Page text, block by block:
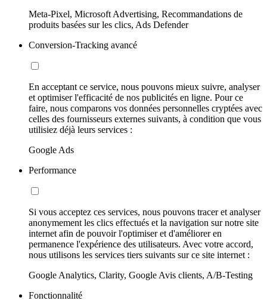
Meta-Pixel, Microsoft Advertising, Recommandations de
produits basées sur les clics, Ads Defender
Conversion-Tracking avancé
En acceptant ce service, nous pouvons mieux suivre, analyser
et optimiser l'efficacité de nos publicités en ligne. Pour ce
faire, nous comparons vos données personnelles cryptées avec
celles des fournisseurs externes suivants, à condition que vous
utilisiez déjà leurs services :
Google Ads
Performance
Si vous acceptez ces services, nous pouvons tracer et analyser
anonymement les clics effectués et la navigation sur notre site
internet afin de pouvoir l'optimiser et d'améliorer en
permanence l'expérience des utilisateurs. Avec votre accord,
nous utilisons les services tiers suivants sur ce site internet :
Google Analytics, Clarity, Google Avis clients, A/B-Testing
Fonctionnalité